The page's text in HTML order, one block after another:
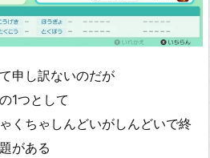
申し訳ないのだが
1つとして
くちゃしんどいがしんどいで終
がある